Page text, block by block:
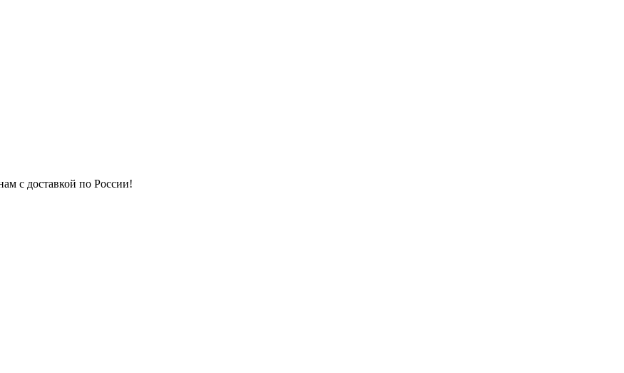
с доставкой по России!